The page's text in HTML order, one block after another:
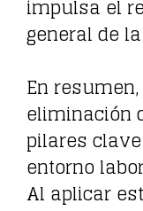
impulsa el
general de
En
eliminación
pilares
entorno
Al aplicar